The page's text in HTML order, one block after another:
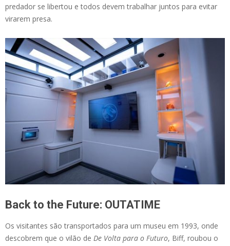
predador se libertou e todos devem trabalhar juntos para evitar
virarem presa.
Back to the Future: OUTATIME
Os visitantes são transportados para um museu em 1993, onde
descobrem que o vilão de De Volta para o Futuro, Biff, roubou o